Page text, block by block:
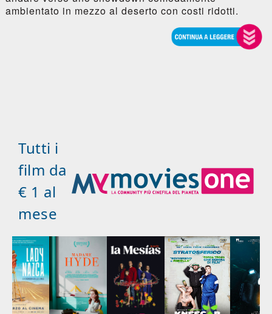
ambientato in mezzo al deserto con costi ridotti.
Tutti i
film da
€ 1 al
mese